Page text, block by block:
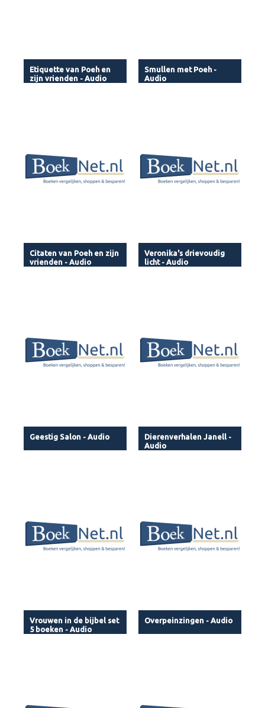
Etiquette van Poeh en
zijn vrienden - Audio
Smullen met Poeh -
Audio
Citaten van Poeh en zijn
vrienden - Audio
Veronika's drievoudig
licht - Audio
Geestig Salon - Audio
Dierenverhalen Janell -
Audio
Vrouwen in de bijbel set
5 boeken - Audio
Overpeinzingen - Audio